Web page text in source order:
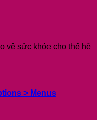
vệ sức khỏe cho thế hệ
> Menus